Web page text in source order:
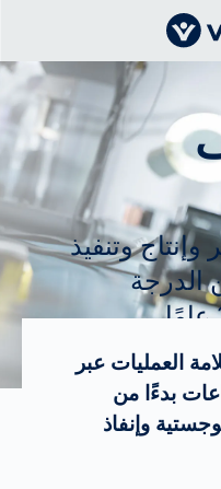
وتنفيذ
الدرجة
العمليات عبر
بدءًا من
وإنفاذ